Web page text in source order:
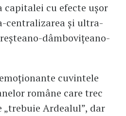
capitalei cu efecte ușor
centralizarea și ultra-
dâmbovițeano-
cuvintele
române care trec
„trebuie Ardealul”, dar